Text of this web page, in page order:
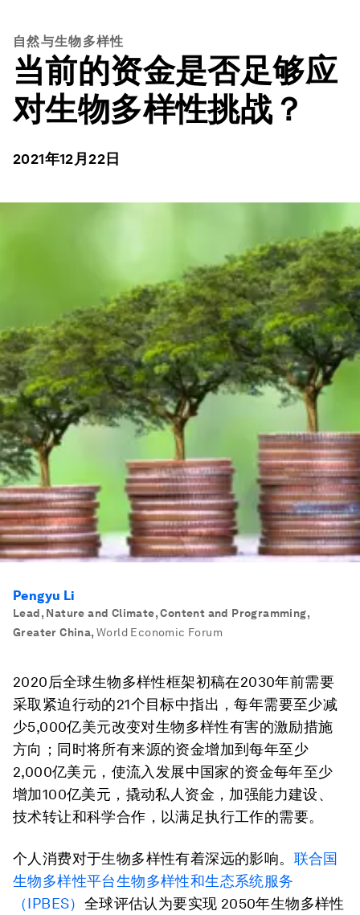
自然与生物多样性
当前的资金是否足够应
对生物多样性挑战？
2021年12月22日
Pengyu Li
Lead, Nature and Climate, Content and Programming,
Greater China, World Economic Forum
2020后全球生物多样性框架初稿在2030年前需要
采取紧迫行动的21个目标中指出，每年需要至少减
少5,000亿美元改变对生物多样性有害的激励措施
方向；同时将所有来源的资金增加到每年至少
2,000亿美元，使流入发展中国家的资金每年至少
增加100亿美元，撬动私人资金，加强能力建设、
技术转让和科学合作，以满足执行工作的需要。
个人消费对于生物多样性有着深远的影响。 联合国
生物多样性平台生物多样性和生态系统服务
（IPBES） 全球评估认为要实现 2050年生物多样性